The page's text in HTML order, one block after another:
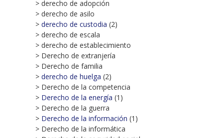
> derecho de adopción
> derecho de asilo
> derecho de custodia (2)
> derecho de escala
> derecho de establecimiento
> Derecho de extranjería
> Derecho de familia
> derecho de huelga (2)
> Derecho de la competencia
> Derecho de la energía (1)
> Derecho de la guerra
> Derecho de la información (1)
> Derecho de la informática